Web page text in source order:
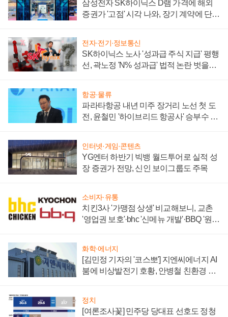
삼성전자 SK하이닉스 D램 가격에 해외
증권가 '고점' 시각 나와, 장기 계약에 단점
전자·전기·정보통신
SK하이닉스 노사 '성과급 주식 지급' 평행
선, 곽노정 'N% 성과급' 법적 논란 벗을지
항공·물류
파라타항공 내년 미주 장거리 노선 첫 도
전, 윤철민 '하이브리드 항공사' 승부수 통
인터넷·게임·콘텐츠
YG엔터 하반기 빅뱅 월드투어로 실적 성
장 증권가 전망, 신인 보이그룹도 주목
소비자·유통
치킨3사 '가맹점 상생' 비교해보니, 교촌
'영업권 보호'·bhc '신메뉴 개발'·BBQ '원가
화학·에너지
[김민정 기자의 '코스뽀'] 지엔씨에너지 AI
붐에 비상발전기 호황, 안병철 친환경 에
정치
[여론조사꽃] 민주당 당대표 선호도 정청